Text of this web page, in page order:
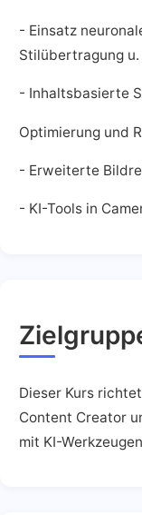
- Einsatz
Stilübertragung u.
- Inhaltsbasierte
Optimierung und
- Erweiterte
- KI-Tools in
Dieser Kurs
Content Creator
mit KI-